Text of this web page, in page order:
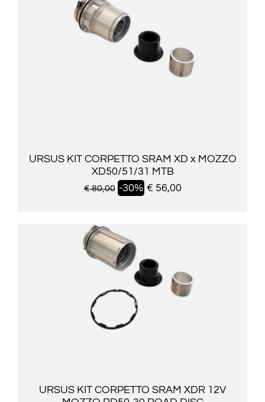
URSUS KIT CORPETTO SRAM XD x MOZZO
XD50/51/31 MTB
€ 80,00 -30% € 56,00
URSUS KIT CORPETTO SRAM XDR 12V